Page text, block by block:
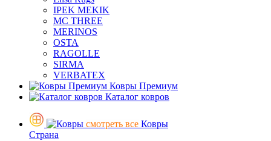
IPEK MEKIK
MC THREE
MERINOS
OSTA
RAGOLLE
SIRMA
VERBATEX
Ковры Премиум
Каталог ковров
смотреть все Ковры
Страна